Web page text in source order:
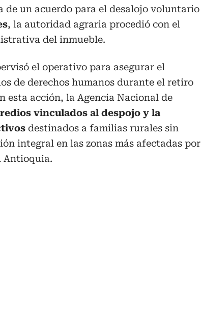
un acuerdo para el desalojo voluntario
, la autoridad agraria procedió con el
del inmueble.
el operativo para asegurar el
de derechos humanos durante el retiro
esta acción, la Agencia Nacional de
vinculados al despojo y la
destinados a familias rurales sin
integral en las zonas más afectadas por
Antioquia.